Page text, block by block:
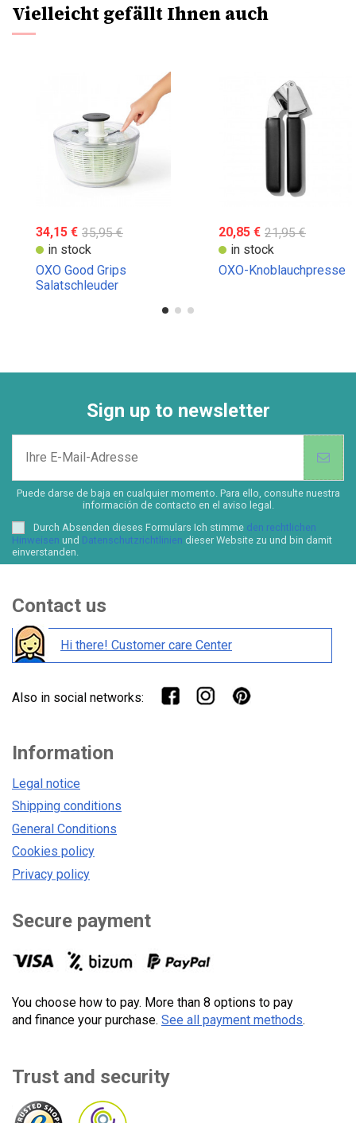
Vielleicht gefällt Ihnen auch
34,15 € 35,95 €
in stock
OXO Good Grips
Salatschleuder
20,85 € 21,95 €
in stock
OXO-Knoblauchpresse
Sign up to newsletter
Puede darse de baja en cualquier momento. Para ello, consulte nuestra
información de contacto en el aviso legal.
Durch Absenden dieses Formulars Ich stimme den rechtlichen
Hinweisen und Datenschutzrichtlinien dieser Website zu und bin damit
einverstanden.
Contact us
Hi there! Customer care Center
Also in social networks:
Information
Legal notice
Shipping conditions
General Conditions
Cookies policy
Privacy policy
Secure payment
You choose how to pay. More than 8 options to pay
and finance your purchase. See all payment methods.
Trust and security